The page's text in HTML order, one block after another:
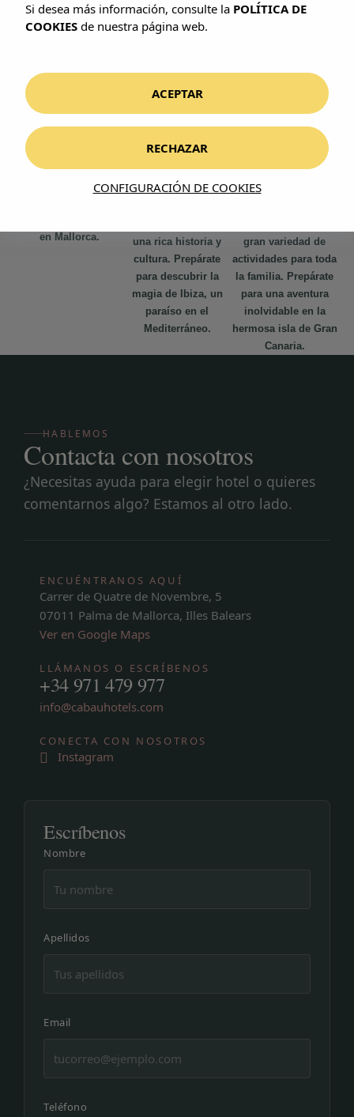
Mallorca
archipiélago de las
Islas Baleares y es
conocida por sus
más de 300 playas y
calas repartidas por
sus más de 550
kilómetros de costa.
en Mallorca.
nocturna y sus fiestas
en la playa. Además,
cuenta con hermosas
una rica historia y
cultura. Prepárate
para descubrir la
magia de Ibiza, un
paraíso en el
Mediterráneo.
Gran Canaria, situada
archipiélago de las
Conocida por sus
playas de arena
gran variedad de
actividades para toda
la familia. Prepárate
para una aventura
inolvidable en la
hermosa isla de Gran
Canaria.
HABLEMOS
Contacta con nosotros
¿Necesitas ayuda para elegir hotel o quieres
comentarnos algo? Estamos al otro lado.
ENCUÉNTRANOS AQUÍ
Carrer de Quatre de Novembre, 5
07011 Palma de Mallorca, Illes Balears
Ver en Google Maps
LLÁMANOS O ESCRÍBENOS
+34 971 479 977
info@cabauhotels.com
CONECTA CON NOSOTROS
Instagram
Escríbenos
Nombre
Apellidos
Email
Teléfono
Si desea más información, consulte la POLÍTICA DE
COOKIES de nuestra página web.
CONFIGURACIÓN DE COOKIES
RECHAZAR
ACEPTAR